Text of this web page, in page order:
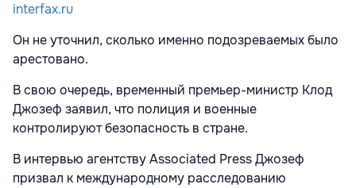
interfax.ru
Он не уточнил, сколько именно подозреваемых было
арестовано.
В свою очередь, временный премьер-министр Клод
Джозеф заявил, что полиция и военные
контролируют безопасность в стране.
В интервью агентству Associated Press Джозеф
призвал к международному расследованию